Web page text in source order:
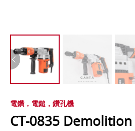
電鑽，電鎚，鑽孔機
CT-0835